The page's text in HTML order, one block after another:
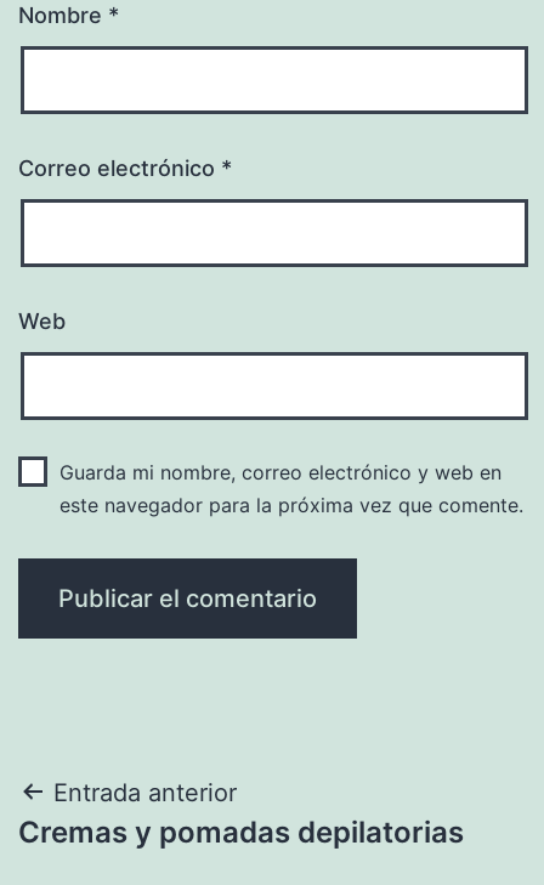
Nombre *
Correo electrónico *
Web
Guarda mi nombre, correo electrónico y web en
este navegador para la próxima vez que comente.
Navegación
de
Entrada anterior
Cremas y pomadas depilatorias